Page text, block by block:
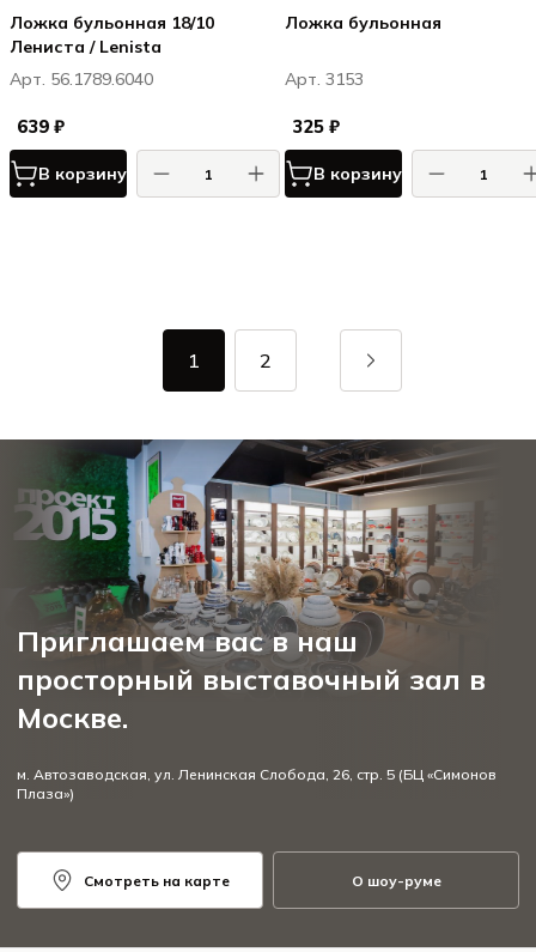
Ложка бульонная 18/10
Лениста / Lenista
Арт. 56.1789.6040
639 ₽
В корзину
Ложка бульонная
Арт. 3153
325 ₽
В корзину
1 2
Приглашаем вас в наш
просторный выставочный зал в
Москве.
м. Автозаводская, ул. Ленинская Слобода, 26, стр. 5 (БЦ «Симонов
Плаза»)
Смотреть на карте О шоу-руме